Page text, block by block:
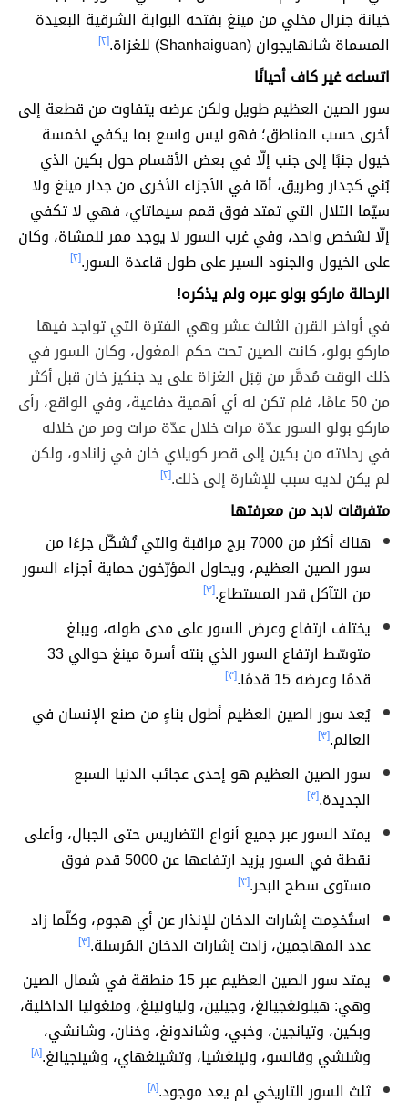
خيانة جنرال مخلي من مينغ بفتحه البوابة الشرقية البعيدة
المسماة شانهايجوان (Shanhaiguan) للغزاة.
[٢]
اتساعه غير كاف أحيانًا
سور الصين العظيم طويل ولكن عرضه يتفاوت من قطعة إلى
أخرى حسب المناطق؛ فهو ليس واسع بما يكفي لخمسة
خيول جنبًا إلى جنب إلّا في بعض الأقسام حول بكين الذي
بُني كجدار وطريق، أمّا في الأجزاء الأخرى من جدار مينغ ولا
سيّما التلال التي تمتد فوق قمم سيماتاي، فهي لا تكفي
إلّا لشخص واحد، وفي غرب السور لا يوجد ممر للمشاة، وكان
على الخيول والجنود السير على طول قاعدة السور.[٢]
الرحالة ماركو بولو عبره ولم يذكره!
في أواخر القرن الثالث عشر وهي الفترة التي تواجد فيها
ماركو بولو، كانت الصين تحت حكم المغول، وكان السور في
ذلك الوقت مُدمَّر من قِبَل الغزاة على يد جنكيز خان قبل أكثر
من 50 عامًا، فلم تكن له أي أهمية دفاعية، وفي الواقع، رأى
ماركو بولو السور عدّة مرات خلال عدّة مرات ومر من خلاله
في رحلاته من بكين إلى قصر كويلاي خان في زانادو، ولكن
لم يكن لديه سبب للإشارة إلى ذلك.[٢]
متفرقات لابد من معرفتها
هناك أكثر من 7000 برج مراقبة والتي تُشكّل جزءًا من
سور الصين العظيم، ويحاول المؤرّخون حماية أجزاء السور
من التآكل قدر المستطاع.[٣]
يختلف ارتفاع وعرض السور على مدى طوله، ويبلغ
متوسّط ارتفاع السور الذي بنته أسرة مينغ حوالي 33
قدمًا وعرضه 15 قدمًا.
[٣]
يُعد سور الصين العظيم أطول بناءٍ من صنع الإنسان في
العالم.[٣]
سور الصين العظيم هو إحدى عجائب الدنيا السبع
الجديدة.[٣]
يمتد السور عبر جميع أنواع التضاريس حتى الجبال، وأعلى
نقطة في السور يزيد ارتفاعها عن 5000 قدم فوق
مستوى سطح البحر.[٣]
استُخدِمت إشارات الدخان للإنذار عن أي هجوم، وكلّما زاد
عدد المهاجمين، زادت إشارات الدخان المُرسلة.[٣]
يمتد سور الصين العظيم عبر 15 منطقة في شمال الصين
وهي: هيلونغجيانغ، وجيلين، ولياونينغ، ومنغوليا الداخلية،
وبكين، وتيانجين، وخبي، وشاندونغ، وخنان، وشانشي،
وشنشي وقانسو، ونينغشيا، وتشينغهاي، وشينجيانغ.[٨]
ثلث السور التاريخي لم يعد موجود.[٨]